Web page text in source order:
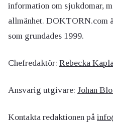
information om sjukdomar,
allmänhet. DOKTORN.com
som grundades 1999.
Chefredaktör: Rebecka
Ansvarig utgivare: Johan
Kontakta redaktionen på